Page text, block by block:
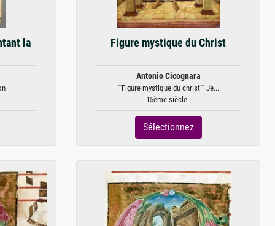
la Figure mystique du Christ
Antonio Cicognara
""Figure mystique du christ"" Je...
15ème siècle |
Sélectionnez